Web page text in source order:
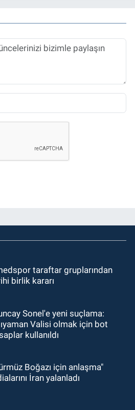
taraftar gruplarından
birlik kararı
Valisi olmak için bot
kullanıldı
Boğazı için anlaşma"
İran yalanladı